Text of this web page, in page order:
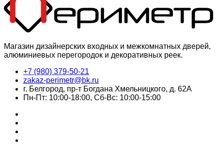
Магазин дизайнерских входных и межкомнатных дверей,
алюминиевых перегородок и декоративных реек.
+7 (980) 379-50-21
zakaz-perimetr@bk.ru
г. Белгород, пр-т Богдана Хмельницкого, д. 62А
Пн-Пт: 10:00-18:00, Сб-Вс: 10:00-15:00